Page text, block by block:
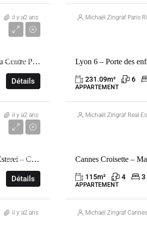
il y a2 ans Michaël Zingraf Paris
PARIS 3ÈMEVente appartement baigné de lumière au pied du Centre Pompidou avec ascenseur
Détails
il y a2 ans
231.09m² 6
APPARTEMENT
Michaël Zingraf Real
LE CANNETLe Cannet collines – vue panoramique mer et Esterel – Co – Exclusivité
Détails
il y a2 ans
Cannes Croisette –
115m² 4 3
APPARTEMENT
Michaël Zingraf Cannes